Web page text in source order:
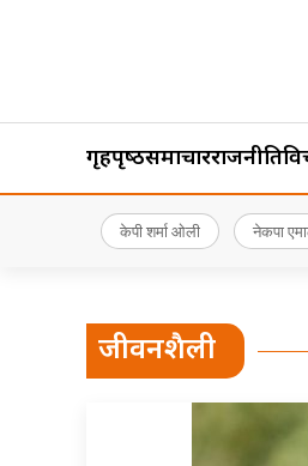
गृहपृष्‍ठसमाचारराजनीति
केपी शर्मा ओली नेकपा
जीवनशैली